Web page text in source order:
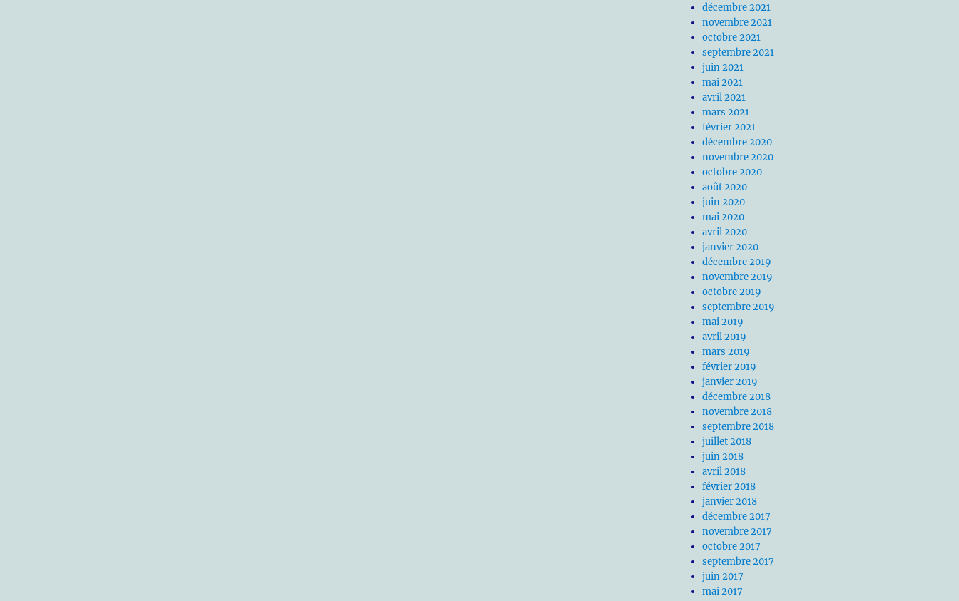
décembre 2021
novembre 2021
octobre 2021
septembre 2021
juin 2021
mai 2021
avril 2021
mars 2021
février 2021
décembre 2020
novembre 2020
octobre 2020
août 2020
juin 2020
mai 2020
avril 2020
janvier 2020
décembre 2019
novembre 2019
octobre 2019
septembre 2019
mai 2019
avril 2019
mars 2019
février 2019
janvier 2019
décembre 2018
novembre 2018
septembre 2018
juillet 2018
juin 2018
avril 2018
février 2018
janvier 2018
décembre 2017
novembre 2017
octobre 2017
septembre 2017
juin 2017
mai 2017